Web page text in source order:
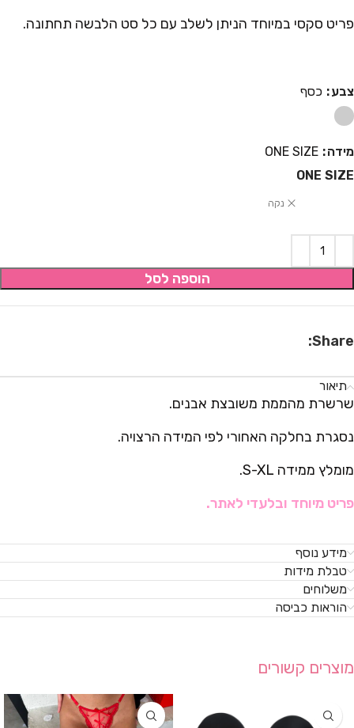
פריט סקסי במיוחד הניתן לשלב עם כל סט הלבשה תחתונה.
צבע כסף
מידה
ONE SIZE
ONE SIZE
נקה
הוספה לסל
Share:
תיאור
שרשרת מהממת משובצת אבנים.
נסגרת בחלקה האחורי לפי המידה הרצויה.
מומלץ ממידה S-XL.
פריט מיוחד ובלעדי לאתר.
מידע נוסף
טבלת מידות
משלוחים
הוראות כביסה
מוצרים קשורים